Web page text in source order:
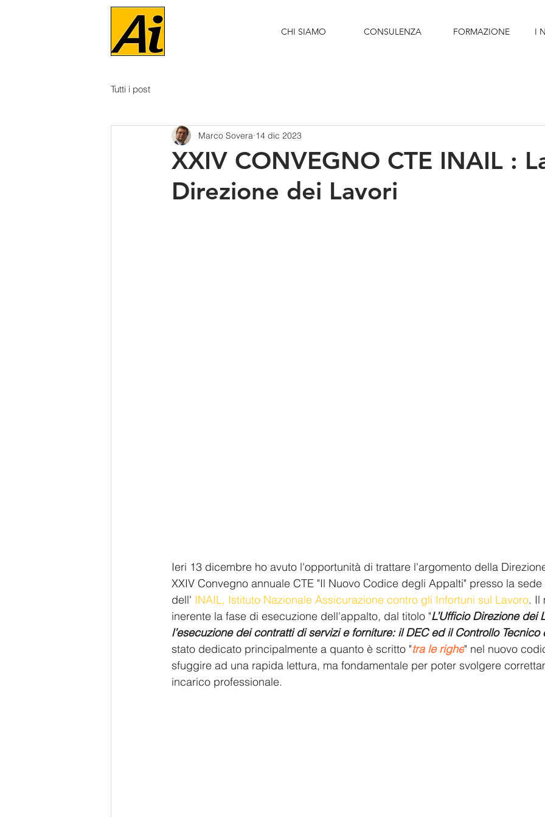
CHI SIAMO CONSULENZA FORMAZIONE I
Tutti i post
XXIV CONVEGNO CTE INAIL :
Direzione dei Lavori
Marco Sovera 14 dic 2023
Ieri 13 dicembre ho avuto l'opportunità di trattare l'argomento della
XXIV Convegno annuale CTE "Il Nuovo Codice degli Appalti" presso la
dell' INAIL, Istituto Nazionale Assicurazione contro gli Infortuni sul Lavoro. Il
inerente la fase di esecuzione dell'appalto, dal titolo "L’Ufficio Direzione dei
l’esecuzione dei contratti di servizi e forniture: il DEC ed il Controllo Tecnico
stato dedicato principalmente a quanto è scritto "tra le righe" nel nuovo
sfuggire ad una rapida lettura, ma fondamentale per poter svolgere
incarico professionale.